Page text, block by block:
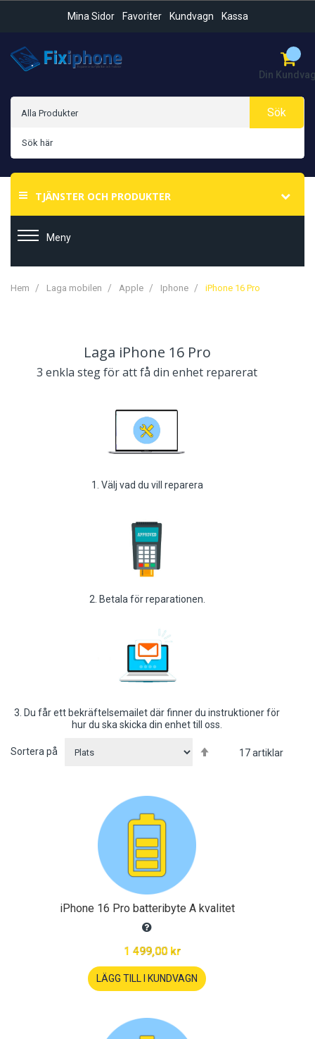
Mina Sidor Favoriter Kundvagn Kassa
Din
Sök
TJÄNSTER OCH PRODUKTER
Meny
Hem Laga mobilen Apple Iphone iPhone 16 Pro
Laga iPhone 16 Pro
3 enkla steg för att få din enhet reparerat
1. Välj vad du vill reparera
2. Betala för reparationen.
3. Du får ett bekräftelsemailet där finner du instruktioner för
hur du ska skicka din enhet till oss.
17artiklar
Sortera på
iPhone 16 Pro batteribyte A kvalitet
1 499,00 kr
LÄGG TILL I KUNDVAGN